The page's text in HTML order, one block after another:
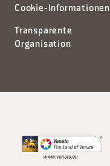
Cookie-Informationen
Transparente
Organisation